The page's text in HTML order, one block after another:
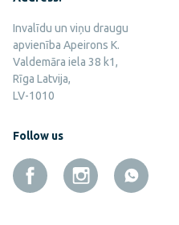
Invalīdu un viņu draugu
apvienība Apeirons K.
Valdemāra iela 38 k1,
Rīga Latvija,
LV-1010
Follow us